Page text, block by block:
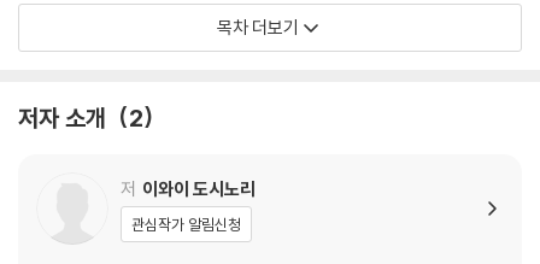
04 인간관계가 건강한 사람이란
칼럼 대등한 관계에서 용기를 부여한 아들러
Story 1 연인과의 여행과 동기 모임 중 중요한 것은?
02 인정 욕구와 동조 압력
03 ‘좋은 사람’을 그만두면 편해진다
04 모두에게 사랑받고 싶다는 환상
목차 더보기
저자 소개 2
저 이와이 도시노리
관심작가 알림신청